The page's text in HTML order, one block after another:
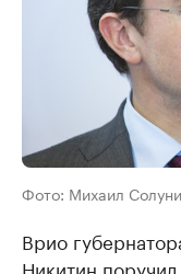
Фото: Михаил
Врио
Никитин